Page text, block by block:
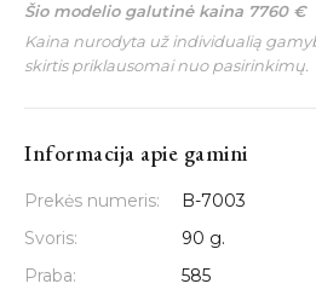
Šio modelio galutinė kaina 7760 €
Kaina nurodyta už individualią
skirtis priklausomai nuo pasirinkimų.
Informacija apie gamini
Prekės numeris:
B-7003
Svoris:
90 g.
Praba:
585